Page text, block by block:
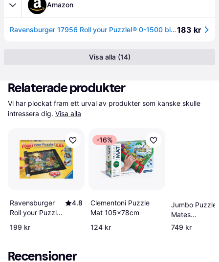
Amazon
Ravensburger 17956 Roll your Puzzle!® 0-1500 bitar Pusselmatta - praktisk och enkel förvaring av pussel - perfekt pusselhjälp183 kr
Visa alla (14)
Relaterade produkter
Vi har plockat fram ett urval av produkter som kanske skulle
intressera dig. Visa alla
Ravensburger
Roll your Puzzle
Bitar
4.8
199 kr
-16%
Clementoni Puzzle
Mat 105x78cm
124 kr
Jumbo Puzzle
Mates
Portapuzzle
749 kr
Recensioner